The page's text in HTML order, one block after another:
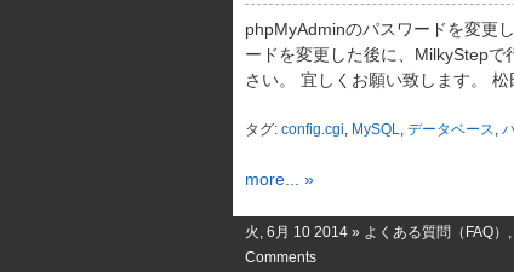
phpMyAdminのパスワードを変更
ードを変更した後に、MilkyStep
さい。 宜しくお願い致します。 松
タグ: config.cgi, MySQL, データベース,
more... »
火, 6月 10 2014 » よくある質問（FAQ） ,
Comments